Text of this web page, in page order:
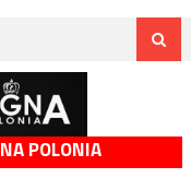
POLONIA